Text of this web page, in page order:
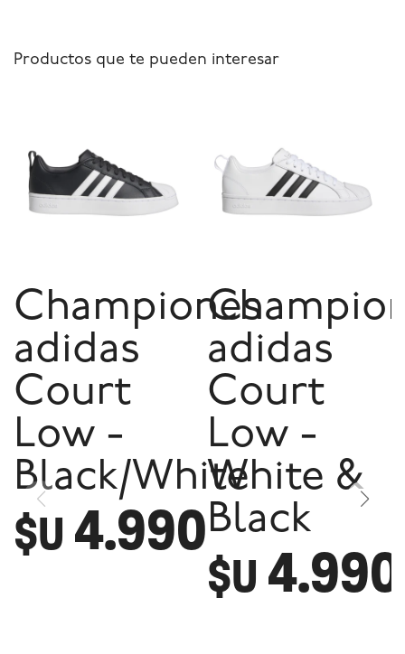
Productos que te pueden interesar
Championes
adidas
Court
Low -
Black/White
$U 4.990
adidas
Court
Low -
White &
Black
$U 4.990